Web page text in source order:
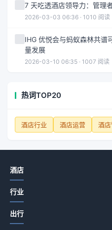
7 天吃透酒店领导力：管理
2026-03-03 06:36 · 1010 阅读
IHG 优悦会与蚂蚁森林共谱
量发展
2026-03-10 06:35 · 1007 阅读
热词TOP20
酒店行业 酒店运营 酒
酒店
行业
出行